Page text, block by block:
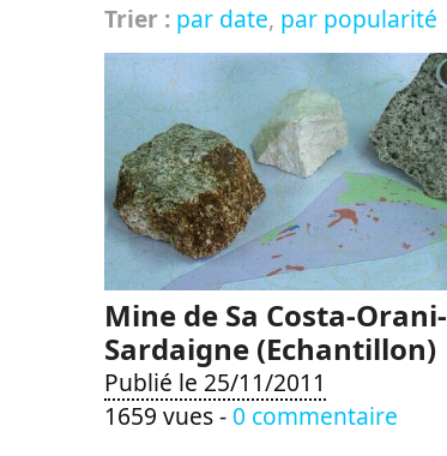
Trier : par date, par popularité
Mine de Sa Costa-Orani-
Sardaigne (Echantillon)
Publié le 25/11/2011
1659 vues - 0 commentaire